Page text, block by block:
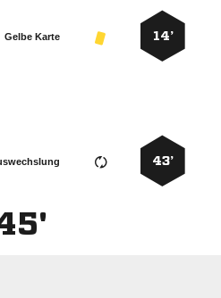
14’
Gelbe Karte
43’